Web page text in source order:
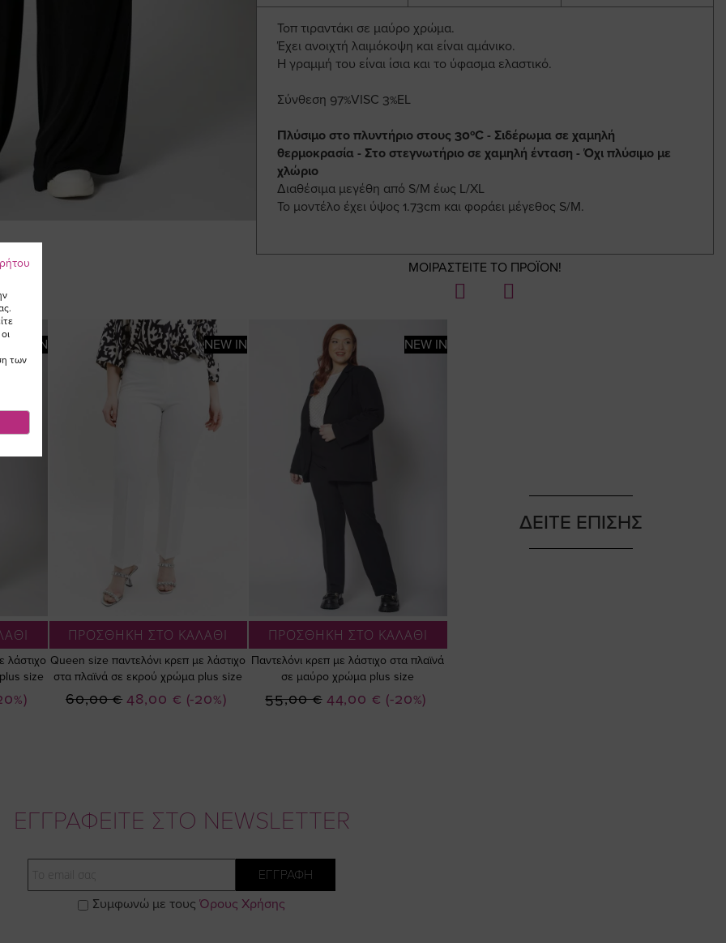
Τοπ τιραντάκι σε μαύρο χρώμα.
Έχει ανοιχτή λαιμόκοψη και είναι αμάνικο.
Η γραμμή του είναι ίσια και το ύφασμα ελαστικό.
Σύνθεση 97%VISC 3%EL
Πλύσιμο στο πλυντήριο στους 30ºC - Σιδέρωμα σε χαμηλή
θερμοκρασία - Στο στεγνωτήριο σε χαμηλή ένταση - Όχι πλύσιμο με
χλώριο
Διαθέσιμα μεγέθη από S/Μ έως L/XL
Το μοντέλο έχει ύψος 1.73cm και φοράει μέγεθος S/Μ.
ΜΟΙΡΑΣΤΕΙΤΕ ΤΟ ΠΡΟΪΟΝ!
NEW IN
λάστιχο
size
NEW IN
ΠΡΟΣΘΗΚΗ ΣΤΟ ΚΑΛΑΘΙ
Queen size παντελόνι κρεπ με λάστιχο
στα πλαϊνά σε εκρού χρώμα plus size
(-20%)
Ειδική
48,00 €
60,00 €
NEW IN
ΠΡΟΣΘΗΚΗ ΣΤΟ ΚΑΛΑΘΙ
Παντελόνι κρεπ με λάστιχο στα πλαϊνά
σε μαύρο χρώμα plus size
(-20%)
Ειδική
44,00 €
55,00 €
ΔΕΙΤΕ ΕΠΙΣΗΣ
ΕΓΓΡΑΦΕΙΤΕ ΣΤΟ NEWSLETTER
ΕΓΓΡΑΦΗ
Συμφωνώ με τους Όρους Χρήσης
των